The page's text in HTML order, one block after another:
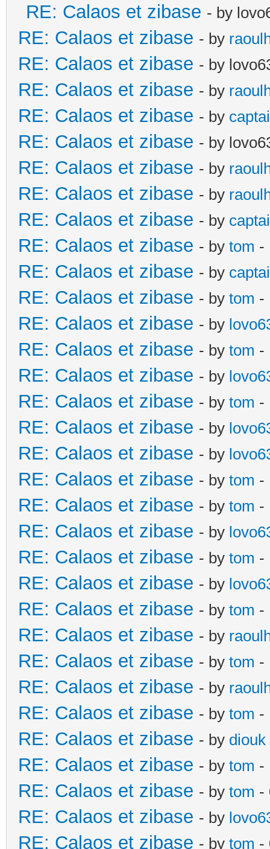
RE: Calaos et zibase - by
RE: Calaos et zibase - by
RE: Calaos et zibase - by
RE: Calaos et zibase - by
RE: Calaos et zibase - by
RE: Calaos et zibase - by
RE: Calaos et zibase - by
RE: Calaos et zibase - by
RE: Calaos et zibase - by
RE: Calaos et zibase - by tom -
RE: Calaos et zibase - by
RE: Calaos et zibase - by tom -
RE: Calaos et zibase - by
RE: Calaos et zibase - by tom -
RE: Calaos et zibase - by
RE: Calaos et zibase - by tom -
RE: Calaos et zibase - by
RE: Calaos et zibase - by
RE: Calaos et zibase - by tom -
RE: Calaos et zibase - by tom -
RE: Calaos et zibase - by
RE: Calaos et zibase - by tom -
RE: Calaos et zibase - by
RE: Calaos et zibase - by tom -
RE: Calaos et zibase - by
RE: Calaos et zibase - by tom -
RE: Calaos et zibase - by
RE: Calaos et zibase - by tom -
RE: Calaos et zibase - by diouk
RE: Calaos et zibase - by tom -
RE: Calaos et zibase - by tom -
RE: Calaos et zibase - by
RE: Calaos et zibase - by tom -